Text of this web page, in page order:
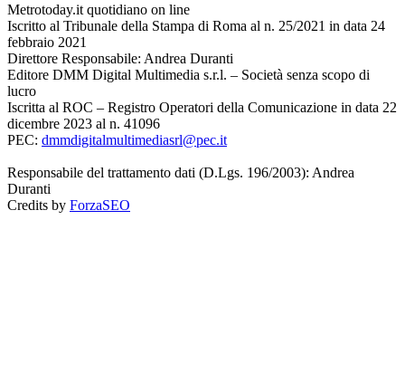
Metrotoday.it quotidiano on line
Iscritto al Tribunale della Stampa di Roma al n. 25/2021 in data 24
febbraio 2021
Direttore Responsabile: Andrea Duranti
Editore DMM Digital Multimedia s.r.l. – Società senza scopo di
lucro
Iscritta al ROC – Registro Operatori della Comunicazione in data 22
dicembre 2023 al n. 41096
PEC: dmmdigitalmultimediasrl@pec.it
Responsabile del trattamento dati (D.Lgs. 196/2003): Andrea
Duranti
Credits by ForzaSEO